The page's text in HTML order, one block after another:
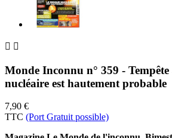
 
Monde Inconnu n° 359 -
nucléaire est hautement probable
7,90 €
TTC (Port Gratuit possible)